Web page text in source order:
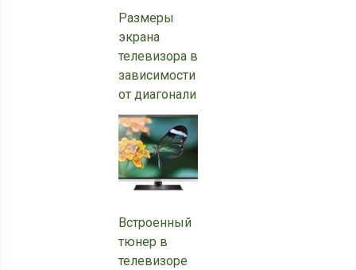
Размеры
экрана
телевизора в
зависимости
от диагонали
Встроенный
тюнер в
телевизоре